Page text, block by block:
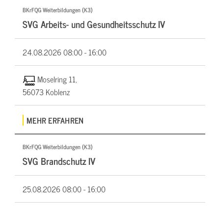
BKrFQG Weiterbildungen (K3)
SVG Arbeits- und Gesundheitsschutz IV
24.08.202608:00 - 16:00
Moselring 11,
56073 Koblenz
MEHR ERFAHREN
BKrFQG Weiterbildungen (K3)
SVG Brandschutz IV
25.08.202608:00 - 16:00